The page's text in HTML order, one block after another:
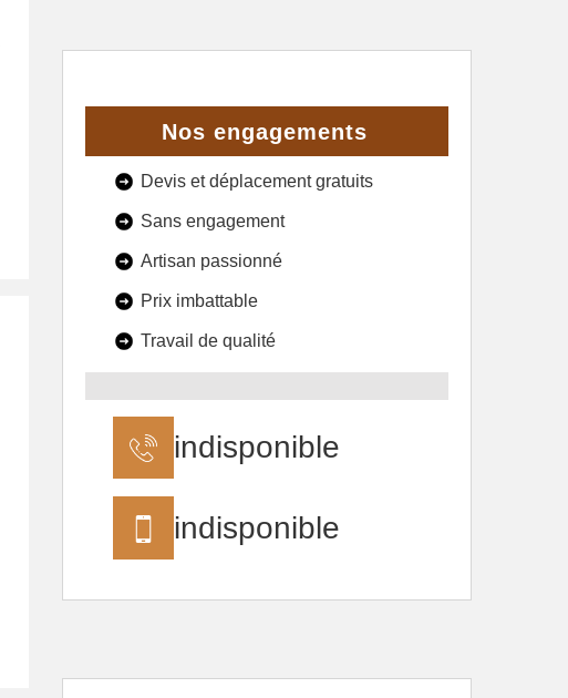
Nos engagements
Devis et déplacement gratuits
Sans engagement
Artisan passionné
Prix imbattable
Travail de qualité
indisponible
indisponible